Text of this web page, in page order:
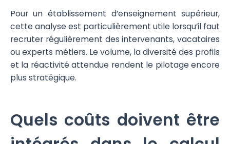
Pour un établissement d’enseignement supérieur,
cette analyse est particulièrement utile lorsqu’il faut
recruter régulièrement des intervenants, vacataires
ou experts métiers. Le volume, la diversité des profils
et la réactivité attendue rendent le pilotage encore
plus stratégique.
Quels coûts doivent être